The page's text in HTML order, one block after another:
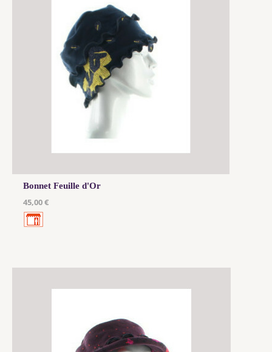
Bonnet Feuille d'Or
45,00 €